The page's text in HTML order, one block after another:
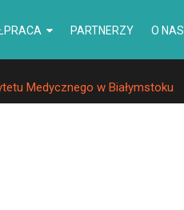
PARTNERZY O NAS
Medycznego w Białymstoku